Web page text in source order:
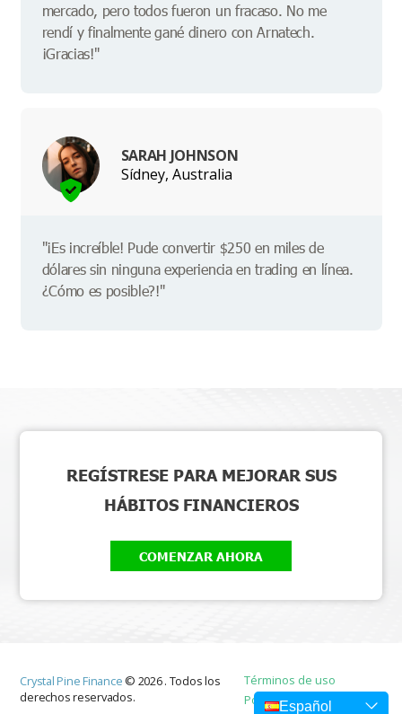
Español
mercado, pero todos fueron un fracaso. No me
rendí y finalmente gané dinero con Arnatech.
¡Gracias!"
SARAH JOHNSON
Sídney, Australia
"¡Es increíble! Pude convertir $250 en miles de
dólares sin ninguna experiencia en trading en línea.
¿Cómo es posible?!"
REGÍSTRESE PARA MEJORAR SUS
HÁBITOS FINANCIEROS
COMENZAR AHORA
Crystal Pine Finance © 2026. Todos los
derechos reservados.
Términos de uso
Política de privacidad